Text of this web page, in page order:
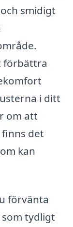
smidigt
förbättra
i ditt
om att
det
kan
förvänta
tydligt